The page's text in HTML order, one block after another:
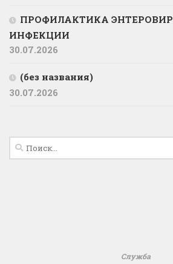
ПРОФИЛАКТИКА
ИНФЕКЦИИ
30.07.2026
(без названия)
30.07.2026
Найти:
Служба